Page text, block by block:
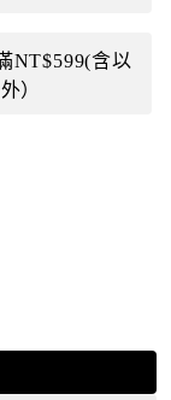
NT$599(含以
）